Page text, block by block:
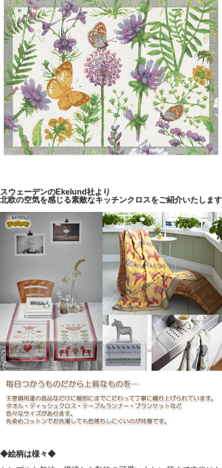
スウェーデンのEkelund社より
北欧の空気を感じる素敵なキッチンクロスをご紹介いたします
◆絵柄は様々◆